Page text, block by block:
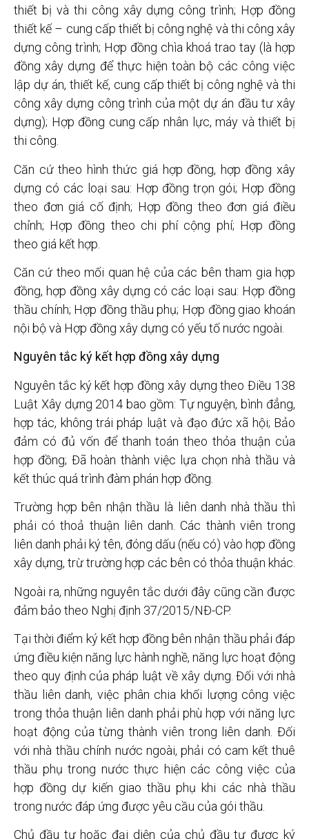
thiết bị và thi công xây dựng công trình; Hợp đồng
thiết kế – cung cấp thiết bị công nghệ và thi công xây
dựng công trình; Hợp đồng chìa khoá trao tay (là hợp
đồng xây dựng để thực hiện toàn bộ các công việc
lập dự án, thiết kế, cung cấp thiết bị công nghệ và thi
công xây dựng công trình của một dự án đầu tư xây
dựng); Hợp đồng cung cấp nhân lực, máy và thiết bị
thi công.
Căn cứ theo hình thức giá hợp đồng, hợp đồng xây
dựng có các loại sau: Hợp đồng trọn gói; Hợp đồng
theo đơn giá cố định; Hợp đồng theo đơn giá điều
chỉnh; Hợp đồng theo chi phí cộng phí; Hợp đồng
theo giá kết hợp.
Căn cứ theo mối quan hệ của các bên tham gia hợp
đồng, hợp đồng xây dựng có các loại sau: Hợp đồng
thầu chính; Hợp đồng thầu phụ; Hợp đồng giao khoán
nội bộ và Hợp đồng xây dựng có yếu tố nước ngoài.
Nguyên tắc ký kết hợp đồng xây dựng
Nguyên tắc ký kết hợp đồng xây dựng theo Điều 138
Luật Xây dựng 2014 bao gồm: Tự nguyện, bình đẳng,
hợp tác, không trái pháp luật và đạo đức xã hội; Bảo
đảm có đủ vốn để thanh toán theo thỏa thuận của
hợp đồng; Đã hoàn thành việc lựa chọn nhà thầu và
kết thúc quá trình đàm phán hợp đồng.
Trường hợp bên nhận thầu là liên danh nhà thầu thì
phải có thoả thuận liên danh. Các thành viên trong
liên danh phải ký tên, đóng dấu (nếu có) vào hợp đồng
xây dựng, trừ trường hợp các bên có thỏa thuận khác.
Ngoài ra, những nguyên tắc dưới đây cũng cần được
đảm bảo theo Nghị định 37/2015/NĐ-CP.
Tại thời điểm ký kết hợp đồng bên nhận thầu phải đáp
ứng điều kiện năng lực hành nghề, năng lực hoạt động
theo quy định của pháp luật về xây dựng. Đối với nhà
thầu liên danh, việc phân chia khối lượng công việc
trong thỏa thuận liên danh phải phù hợp với năng lực
hoạt động của từng thành viên trong liên danh. Đối
với nhà thầu chính nước ngoài, phải có cam kết thuê
thầu phụ trong nước thực hiện các công việc của
hợp đồng dự kiến giao thầu phụ khi các nhà thầu
trong nước đáp ứng được yêu cầu của gói thầu.
Chủ đầu tư hoặc đại diện của chủ đầu tư được ký